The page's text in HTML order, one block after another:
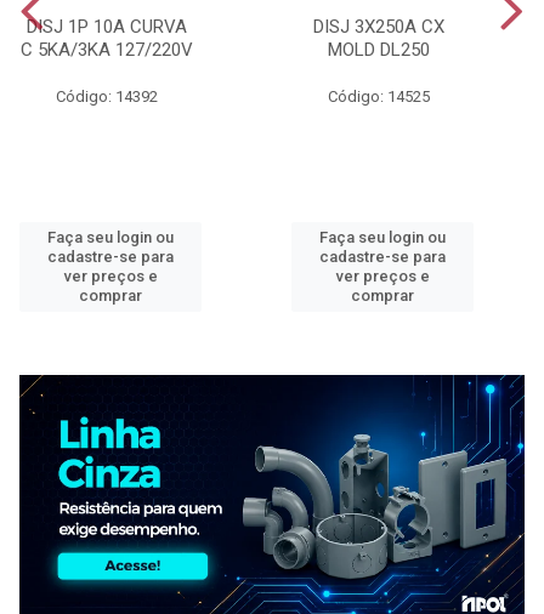
DISJ 1P 10A CURVA
C 5KA/3KA 127/220V
Código: 14392
Faça seu login ou
cadastre-se para
ver preços e
comprar
DISJ 3X250A CX
MOLD DL250
Código: 14525
Faça seu login ou
cadastre-se para
ver preços e
comprar